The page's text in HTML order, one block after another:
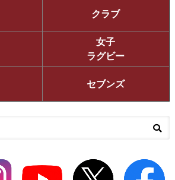
クラブ
女子
ラグビー
セブンズ